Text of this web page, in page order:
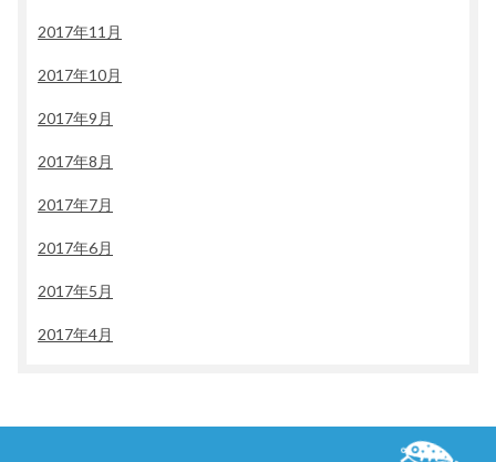
2017年11月
2017年10月
2017年9月
2017年8月
2017年7月
2017年6月
2017年5月
2017年4月